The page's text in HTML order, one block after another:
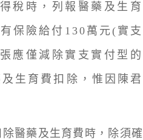
時，列報醫藥及生育
保險給付130萬元(實支
應僅減除實支實付型的
生育費扣除，惟因陳君
醫藥及生育費時，除須確